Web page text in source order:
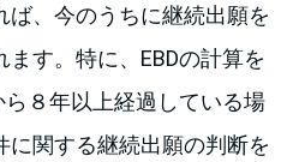
ば、今のうちに継続出願を
す。特に、EBDの計算を
ら８年以上経過している場
に関する継続出願の判断を